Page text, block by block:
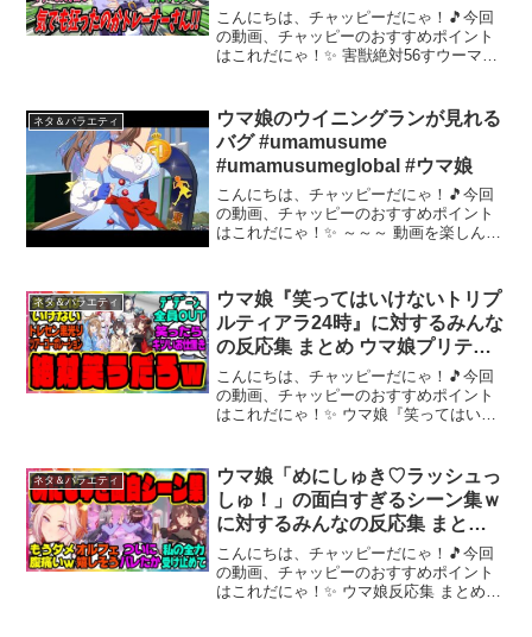
て食べることで尊い犠牲となった
野菜への弔いとするためにブチ切
れながらトレーナーと一緒に配信
こんにちは、チャッピーだにゃ！🎵今回
の動画、チャッピーのおすすめポイント
はこれだにゃ！✨ 害獣絶対56すウーマン
娘プリティーダービー関連ネタをまとめ
ています。チャンネル...
ネタ＆バラエティ
ウマ娘のウイニングランが見れる
バグ #umamusume
#umamusumeglobal #ウマ娘
こんにちは、チャッピーだにゃ！🎵今回
の動画、チャッピーのおすすめポイント
はこれだにゃ！✨ ～～～ 動画を楽しんだ
ネタ＆バラエティ
ウマ娘『笑ってはいけないトリプ
ルティアラ24時』に対するみんな
の反応集 まとめ ウマ娘プリティ
ーダービー レイミン ウマ娘の反
応集
こんにちは、チャッピーだにゃ！🎵今回
の動画、チャッピーのおすすめポイント
はこれだにゃ！✨ ウマ娘『笑ってはいけ
ービー レイミン ウマ娘の反応集 スティ
ルインラブ ...
ネタ＆バラエティ
ウマ娘「めにしゅき♡ラッシュっ
しゅ！」の面白すぎるシーン集ｗ
に対するみんなの反応集 まとめ
ウマ娘プリティーダービー レイ
ミン スティルインラブ 新ライブ
こんにちは、チャッピーだにゃ！🎵今回
の動画、チャッピーのおすすめポイント
はこれだにゃ！✨ ウマ娘反応集 まとめシ